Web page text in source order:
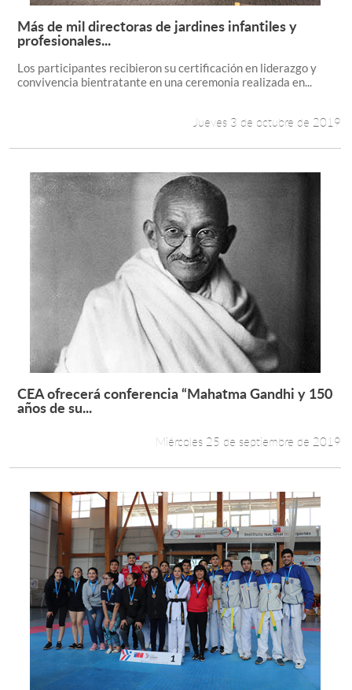
Leer más +
Más de mil directoras de jardines infantiles y
profesionales...
Los participantes recibieron su certificación en liderazgo y
convivencia bientratante en una ceremonia realizada en...
Jueves 3 de octubre de 2019
Leer más +
CEA ofrecerá conferencia “Mahatma Gandhi y 150
años de su...
Miércoles 25 de septiembre de 2019